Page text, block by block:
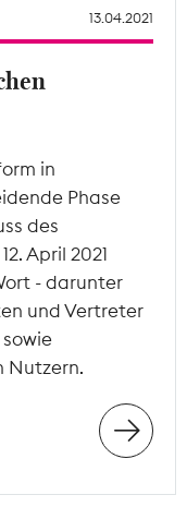
13.04.2021
in
Phase
des
April 2021
- darunter
und Vertreter
Nutzern.